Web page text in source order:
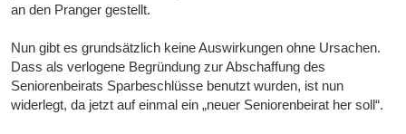
an den Pranger gestellt.
Nun gibt es grundsätzlich keine Auswirkungen ohne Ursachen.
Dass als verlogene Begründung zur Abschaffung des
Seniorenbeirats Sparbeschlüsse benutzt wurden, ist nun
widerlegt, da jetzt auf einmal ein „neuer Seniorenbeirat her soll“.